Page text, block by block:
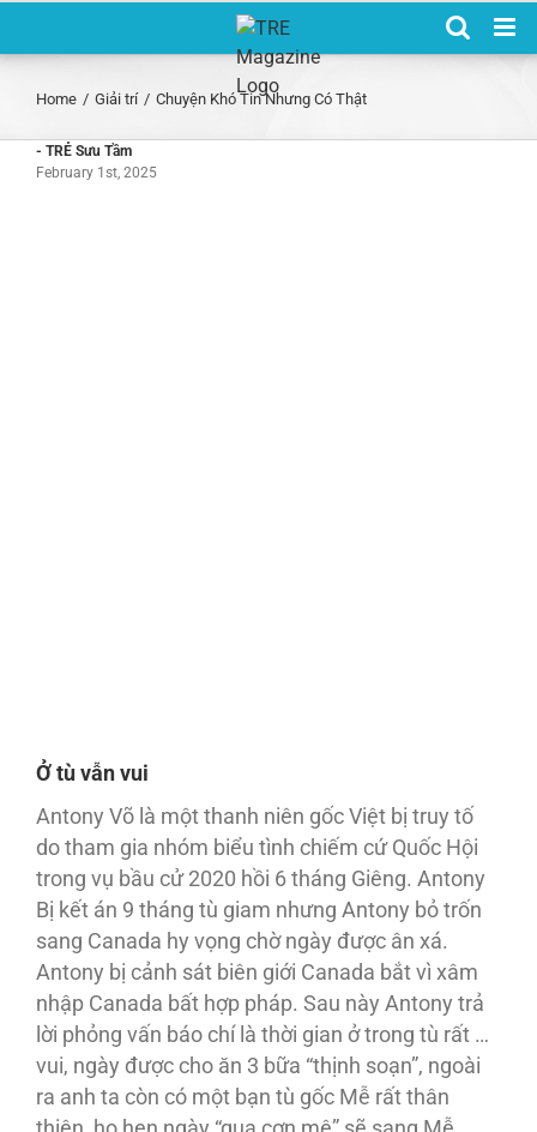
Home / Giải trí / Chuyện Khó Tin Nhưng Có Thật
- TRẺ Sưu Tầm
February 1st, 2025
Ở tù vẫn vui
Antony Võ là một thanh niên gốc Việt bị truy tố
do tham gia nhóm biểu tình chiếm cứ Quốc Hội
trong vụ bầu cử 2020 hồi 6 tháng Giêng. Antony
Bị kết án 9 tháng tù giam nhưng Antony bỏ trốn
sang Canada hy vọng chờ ngày được ân xá.
Antony bị cảnh sát biên giới Canada bắt vì xâm
nhập Canada bất hợp pháp. Sau này Antony trả
lời phỏng vấn báo chí là thời gian ở trong tù rất …
vui, ngày được cho ăn 3 bữa “thịnh soạn”, ngoài
ra anh ta còn có một bạn tù gốc Mễ rất thân